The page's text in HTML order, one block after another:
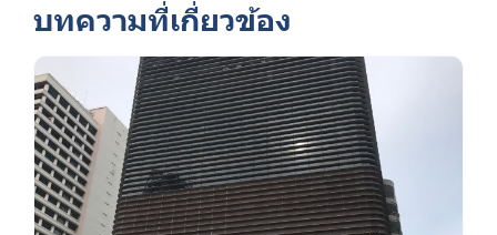
บทความที่เกี่ยวข้อง